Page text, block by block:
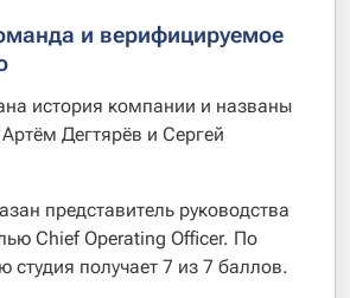
и верифицируемое
история компании и названы
Дегтярёв и Сергей
представитель руководства
Chief Operating Officer. По
студия получает 7 из 7 баллов.